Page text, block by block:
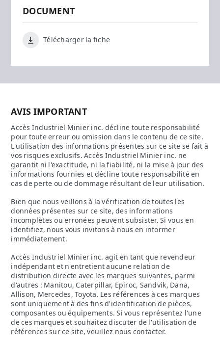
DOCUMENT
Télécharger la fiche
AVIS IMPORTANT
Accès Industriel Minier inc. décline toute responsabilité
pour toute erreur ou omission dans le contenu de ce site.
L'utilisation des informations présentes sur ce site se fait à
vos risques exclusifs. Accès Industriel Minier inc. ne
garantit ni l'exactitude, ni la fiabilité, ni la mise à jour des
informations fournies et décline toute responsabilité en
cas de perte ou de dommage résultant de leur utilisation.
Bien que nous veillons à la vérification de toutes les
données présentes sur ce site, des informations
incomplètes ou erronées peuvent subsister. Si vous en
identifiez, nous vous invitons à nous en informer
immédiatement.
Accès Industriel Minier inc. agit en tant que revendeur
indépendant et n'entretient aucune relation de
distribution directe avec les marques suivantes, parmi
d'autres : Manitou, Caterpillar, Epiroc, Sandvik, Dana,
Allison, Mercedes, Toyota. Les références à ces marques
sont uniquement à des fins d'identification de pièces,
composantes ou équipements. Si vous représentez l'une
de ces marques et souhaitez discuter de l'utilisation de
références sur ce site, veuillez nous contacter.